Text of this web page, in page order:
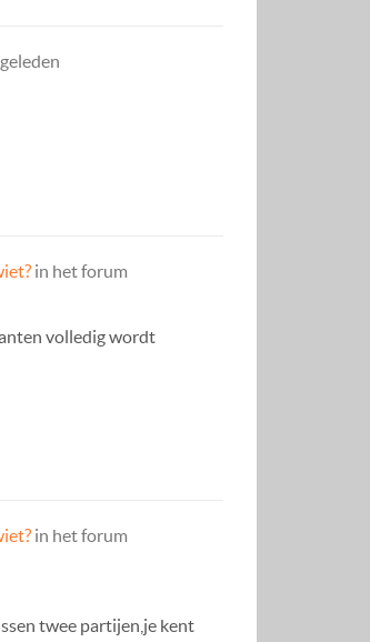
in het forum
volledig wordt
in het forum
twee partijen,je kent